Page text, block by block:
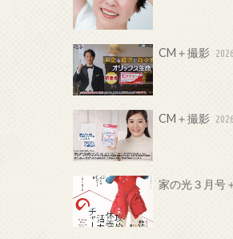
CM＋撮影
CM＋撮影
家の光３月号